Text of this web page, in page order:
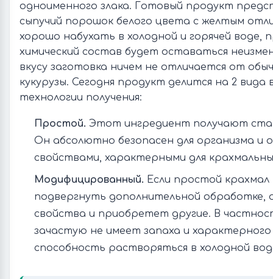
одноименного злака. Готовый продукт
сыпучий порошок белого цвета с желтым
хорошо набухать в холодной и горячей воде,
химический состав будет оставаться
вкусу заготовка ничем не отличается от
кукурузы. Сегодня продукт делится на 2
технологии получения:
Простой. Этот ингредиент получают
Он абсолютно безопасен для организма и
свойствами, характерными для
Модифицированный. Если простой крахмал
подвергнуть дополнительной
свойства и приобретет другие. В
зачастую не имеет запаха и
способность растворяться в холодной